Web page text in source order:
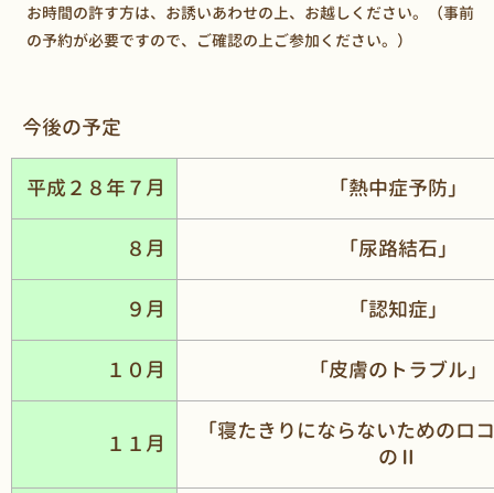
お時間の許す方は、お誘いあわせの上、お越しください。（事前
の予約が必要ですので、ご確認の上ご参加ください。）
今後の予定
平成２８年７月 「熱中症予防」
８月 「尿路結石」
９月 「認知症」
１０月 「皮膚のトラブル」
１１月
「寝たきりにならないためのロ
のⅡ